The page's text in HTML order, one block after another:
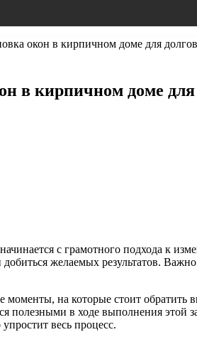
окон в кирпичном доме для
в кирпичном доме
с грамотного подхода к
желаемых результатов.
на которые стоит
полезными в ходе выполнения
весь процесс.